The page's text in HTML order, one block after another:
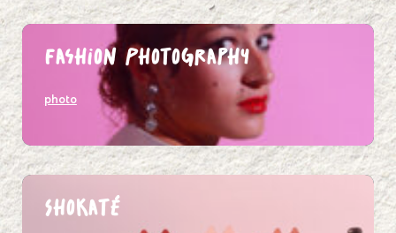
Fashion Photography
photo
Shokaté